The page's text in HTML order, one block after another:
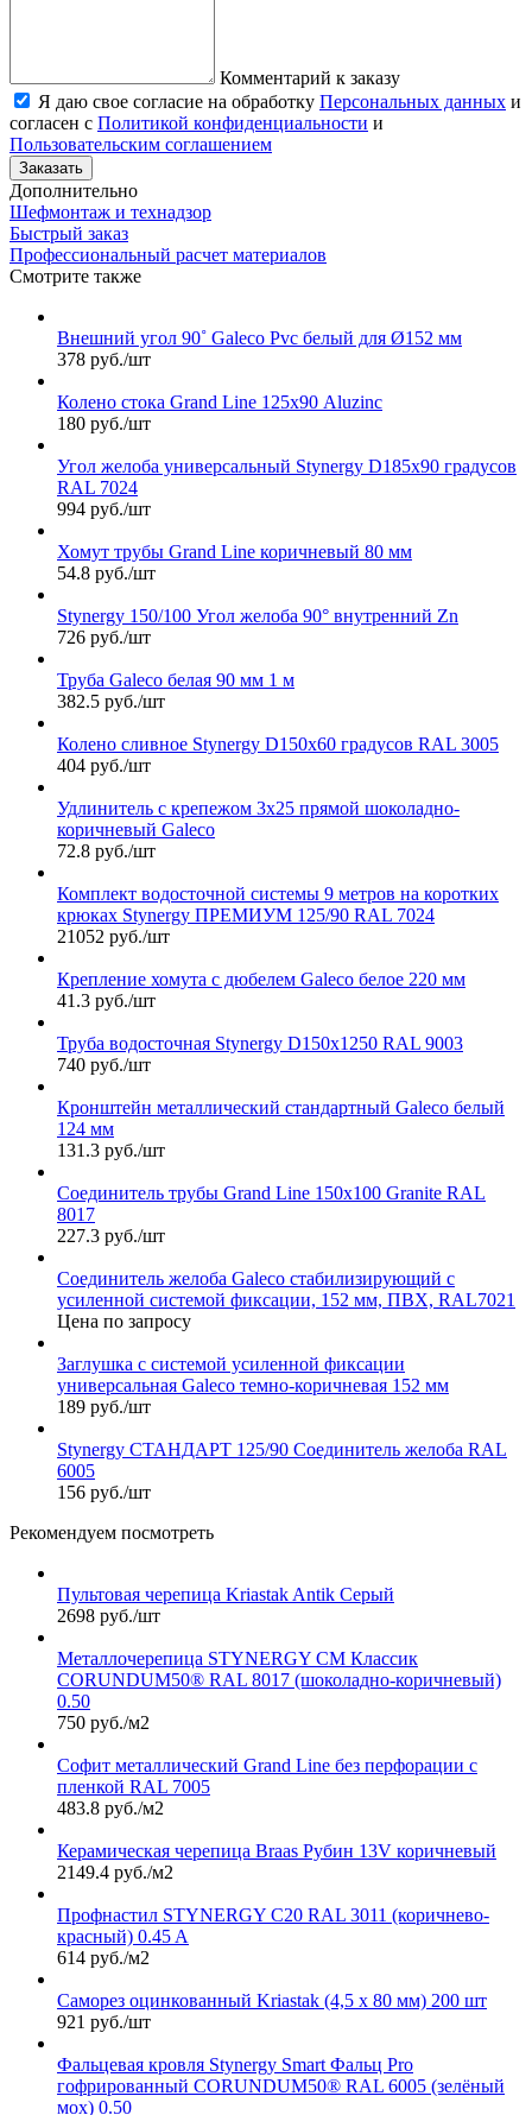
Комментарий к заказу
Я даю свое согласие на обработку Персональных данных и
согласен с Политикой конфиденциальности и
Пользовательским соглашением
Заказать
Дополнительно
Шефмонтаж и технадзор
Быстрый заказ
Профессиональный расчет материалов
Смотрите также
Внешний угол 90˚ Galeco Pvc белый для Ø152 мм
378 руб./шт
Колено стока Grand Line 125х90 Aluzinc
180 руб./шт
Угол желоба универсальный Stynergy D185х90 градусов
RAL 7024
994 руб./шт
Хомут трубы Grand Line коричневый 80 мм
54.8 руб./шт
Stynergy 150/100 Угол желоба 90° внутренний Zn
726 руб./шт
Труба Galeco белая 90 мм 1 м
382.5 руб./шт
Колено сливное Stynergy D150х60 градусов RAL 3005
404 руб./шт
Удлинитель с крепежом 3х25 прямой шоколадно-
коричневый Galeco
72.8 руб./шт
Комплект водосточной системы 9 метров на коротких
крюках Stynergy ПРЕМИУМ 125/90 RAL 7024
21052 руб./шт
Крепление хомута с дюбелем Galeco белое 220 мм
41.3 руб./шт
Труба водосточная Stynergy D150х1250 RAL 9003
740 руб./шт
Кронштейн металлический стандартный Galeco белый
124 мм
131.3 руб./шт
Соединитель трубы Grand Line 150х100 Granite RAL
8017
227.3 руб./шт
Соединитель желоба Galeco стабилизирующий с
усиленной системой фиксации, 152 мм, ПВХ, RAL7021
Цена по запросу
Заглушка с системой усиленной фиксации
универсальная Galeco темно-коричневая 152 мм
189 руб./шт
Stynergy СТАНДАРТ 125/90 Соединитель желоба RAL
6005
156 руб./шт
Рекомендуем посмотреть
Пультовая черепица Kriastak Antik Серый
2698 руб./шт
Металлочерепица STYNERGY СМ Классик
CORUNDUM50® RAL 8017 (шоколадно-коричневый)
0.50
750 руб./м2
Софит металлический Grand Line без перфорации с
пленкой RAL 7005
483.8 руб./м2
Керамическая черепица Braas Рубин 13V коричневый
2149.4 руб./м2
Профнастил STYNERGY С20 RAL 3011 (коричнево-
красный) 0.45 A
614 руб./м2
Саморез оцинкованный Kriastak (4,5 х 80 мм) 200 шт
921 руб./шт
Фальцевая кровля Stynergy Smart Фальц Pro
гофрированный CORUNDUM50® RAL 6005 (зелёный
мох) 0.50